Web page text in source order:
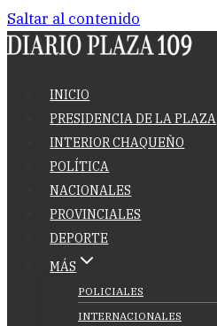
Saltar al contenido
INICIO
PRESIDENCIA DE LA PLAZA
INTERIOR CHAQUEÑO
POLÍTICA
NACIONALES
PROVINCIALES
DEPORTE
MÁS
POLICIALES
INTERNACIONALES